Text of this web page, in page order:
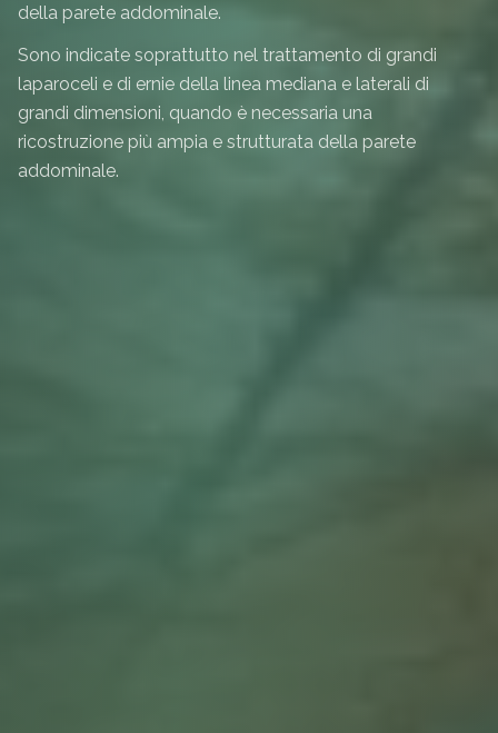
della parete addominale.
Sono indicate soprattutto nel trattamento di grandi
laparoceli e di ernie della linea mediana e laterali di
grandi dimensioni, quando è necessaria una
ricostruzione più ampia e strutturata della parete
addominale.